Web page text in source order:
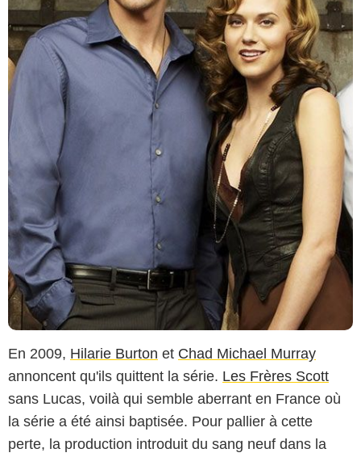
En 2009, Hilarie Burton et Chad Michael Murray
annoncent qu'ils quittent la série. Les Frères Scott
sans Lucas, voilà qui semble aberrant en France où
la série a été ainsi baptisée. Pour pallier à cette
perte, la production introduit du sang neuf dans la